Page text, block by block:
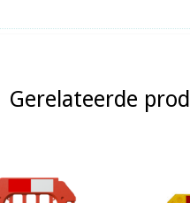
Gerelateerde